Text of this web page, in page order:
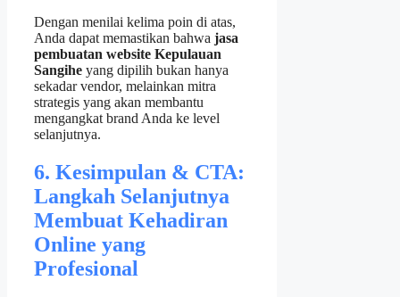
Dengan menilai kelima poin di atas,
Anda dapat memastikan bahwa jasa
pembuatan website Kepulauan
Sangihe yang dipilih bukan hanya
sekadar vendor, melainkan mitra
strategis yang akan membantu
mengangkat brand Anda ke level
selanjutnya.
6. Kesimpulan & CTA:
Langkah Selanjutnya
Membuat Kehadiran
Online yang
Profesional